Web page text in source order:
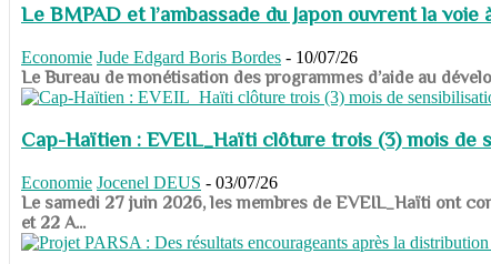
Le BMPAD et l’ambassade du Japon ouvrent la
Economie Jude Edgard Boris Bordes - 10/07/26
​​​​​​​Le Bureau de monétisation des programmes d’aide au
Cap-Haïtien : EVEIL_Haïti clôture trois (3) mois de
Economie Jocenel DEUS - 03/07/26
Le samedi 27 juin 2026, les membres de EVEIL_Haïti ont
et 22 A...